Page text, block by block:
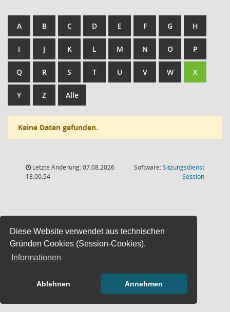
Diese Website verwendet aus technischen
Gründen Cookies (Session-Cookies).
Informationen
Ablehnen Annehmen
A B C D E F G H
I J K L M N O P
Q R S T U V W X
Y Z Alle
Keine Daten gefunden.
Letzte Änderung: 07.08.2026
18:00:54
Software:Sitzungsdienst
Session(Wird in